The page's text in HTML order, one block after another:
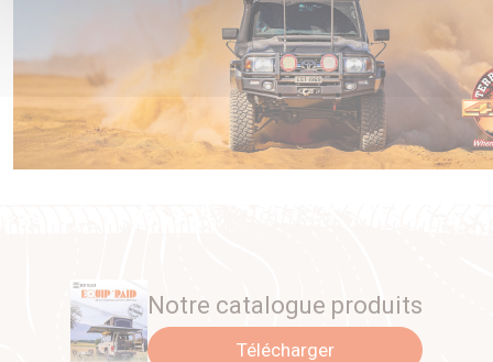
Notre catalogue produits
Télécharger